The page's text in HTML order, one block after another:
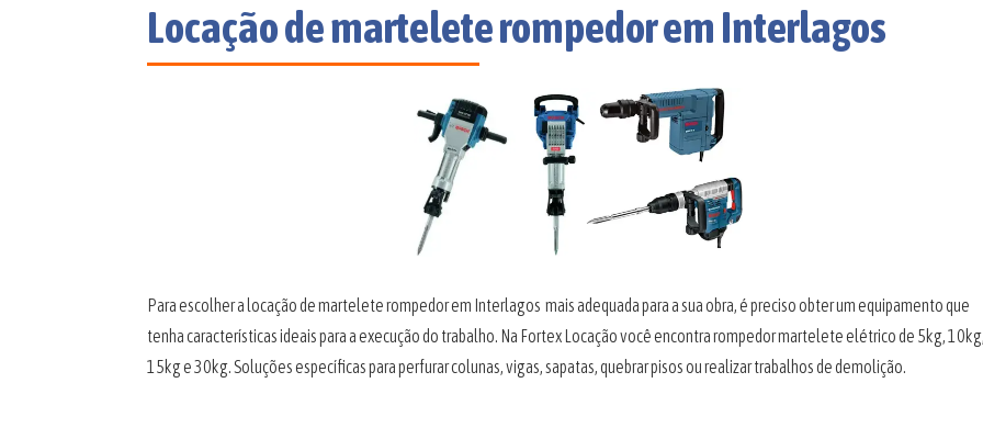
Locação de martelete rompedor em Interlagos
Para escolher a locação de martelete rompedor em Interlagos mais adequada para a sua obra, é preciso obter um equipamento que
tenha características ideais para a execução do trabalho. Na Fortex Locação você encontra rompedor martelete elétrico de 5kg, 10kg,
15kg e 30kg. Soluções específicas para perfurar colunas, vigas, sapatas, quebrar pisos ou realizar trabalhos de demolição.